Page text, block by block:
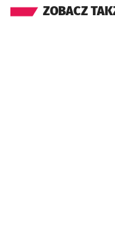
ZOBACZ